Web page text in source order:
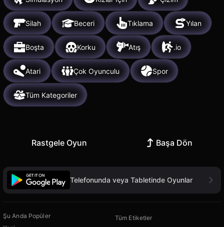
Silah Beceri Tıklama Yılan
Boşta Korku Atış .io
Atari Çok Oyunculu Spor
Tüm Kategoriler
Rastgele Oyun Başa Dön
Telefonunda veya Tabletinde Oyunlar
Şu Anda Popüler
Tüm Etiketler